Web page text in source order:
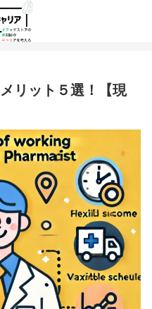
リット５選！【現